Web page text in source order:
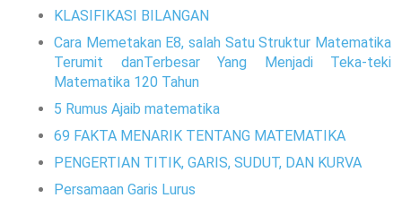
KLASIFIKASI BILANGAN
Cara Memetakan E8, salah Satu Struktur Matematika
Terumit danTerbesar Yang Menjadi Teka-teki
Matematika 120 Tahun
5 Rumus Ajaib matematika
69 FAKTA MENARIK TENTANG MATEMATIKA
PENGERTIAN TITIK, GARIS, SUDUT, DAN KURVA
Persamaan Garis Lurus